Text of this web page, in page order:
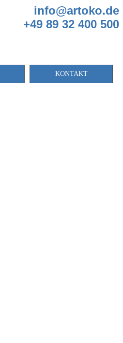
info@artoko.de
+49 89 32 400 500
KONTAKT